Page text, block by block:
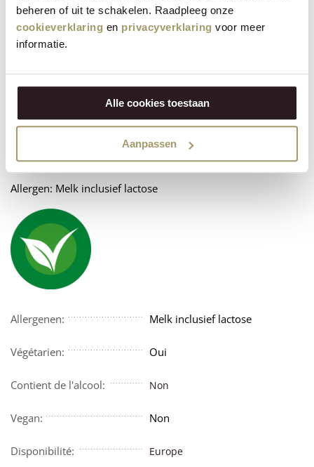
beheren of uit te schakelen. Raadpleeg onze
cookieverklaring en privacyverklaring voor meer
informatie.
Alle cookies toestaan
Aanpassen
Vetten / Fat
- waarvan verzadigde vetzuren / of which
saturated
34 g
Koolhydraten / Carbohydrates
<0,5 g
Eiwitten / Protein
24 g
Allergen: Melk inclusief lactose
Allergenen: Melk inclusief lactose
Végétarien: Oui
Contient de l'alcool: Non
Vegan: Non
Disponibilité: Europe